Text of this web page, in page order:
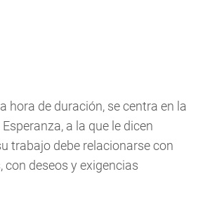
hora de duración, se centra en la
a la que le dicen
trabajo debe relacionarse con
deseos y exigencias